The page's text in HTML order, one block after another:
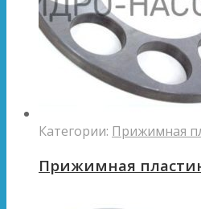
Категории: Прижимная
Прижимная